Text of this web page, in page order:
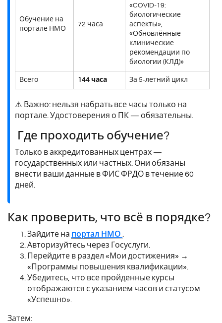
Обучение на
портале НМО
72 часа
«COVID-19:
биологические
аспекты»,
«Обновлённые
клинические
рекомендации по
биологии (КЛД)»
Всего 144 часа За 5‑летний цикл
⚠️ Важно: нельзя набрать все часы только на
портале. Удостоверения о ПК — обязательны.
Где проходить обучение?
Только в аккредитованных центрах —
государственных или частных. Они обязаны
внести ваши данные в ФИС ФРДО в течение 60
дней.
Как проверить, что всё в порядке?
Зайдите на портал НМО
Авторизуйтесь через Госуслуги.
Перейдите в раздел «Мои достижения» →
«Программы повышения квалификации».
Убедитесь, что все пройденные курсы
отображаются с указанием часов и статусом
«Успешно».
Затем: